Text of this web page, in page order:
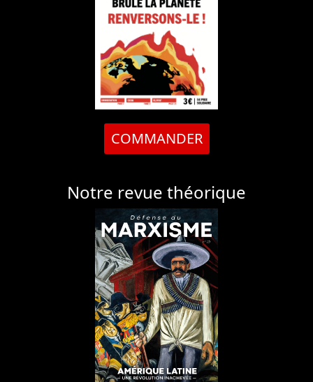
COMMANDER
Notre revue théorique